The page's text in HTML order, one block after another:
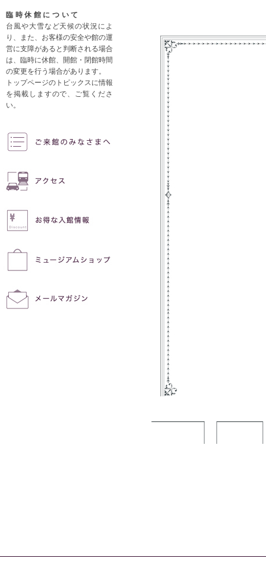
臨時休館について
台風や大雪など天候の状況によ
り、また、お客様の安全や館の運
営に支障があると判断される場合
は、臨時に休館、開館・閉館時間
の変更を行う場合があります。
トップページのトピックスに情報
を掲載しますので、ご覧くださ
い。